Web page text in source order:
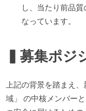
し、当たり前品
なっています。
▍募集ポジ
上記の背景を踏まえ
域」 の中核メンバー